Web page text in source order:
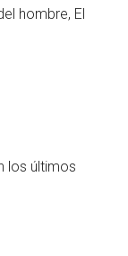
hombre, El
los últimos